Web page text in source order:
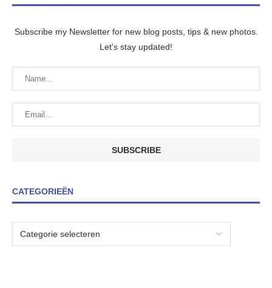
Subscribe my Newsletter for new blog posts, tips & new photos.
Let's stay updated!
CATEGORIEËN